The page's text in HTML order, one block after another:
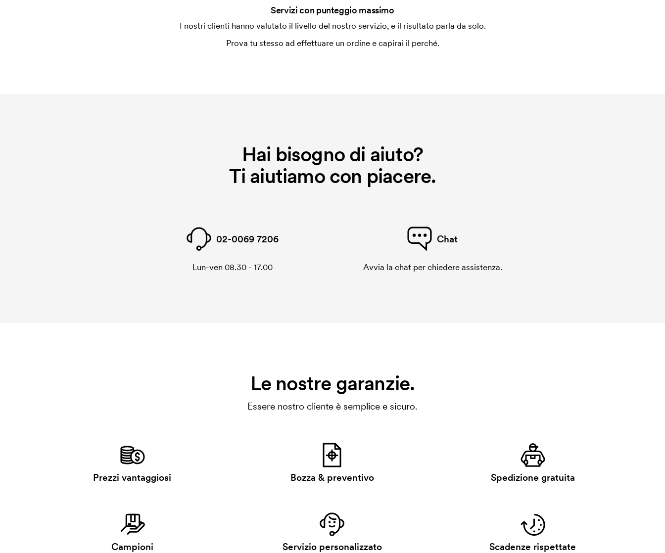
Servizi con punteggio massimo
I nostri clienti hanno valutato il livello del nostro servizio, e il risultato parla da solo.
Prova tu stesso ad effettuare un ordine e capirai il perché.
Hai bisogno di aiuto?
Ti aiutiamo con piacere.
02-0069 7206
Lun-ven 08.30 - 17.00
Chat
Avvia la chat per chiedere assistenza.
Le nostre garanzie.
Essere nostro cliente è semplice e sicuro.
Prezzi vantaggiosi Bozza & preventivo Spedizione gratuita
Campioni Servizio personalizzato Scadenze rispettate